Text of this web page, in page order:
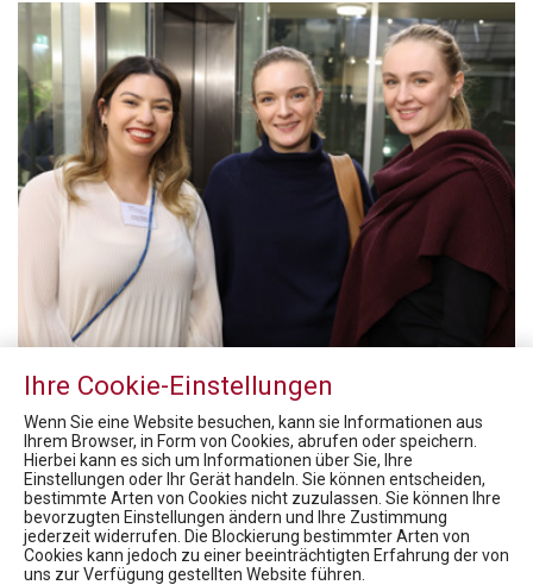
Ihre Cookie-Einstellungen
Wenn Sie eine Website besuchen, kann sie Informationen aus
Ihrem Browser, in Form von Cookies, abrufen oder speichern.
Hierbei kann es sich um Informationen über Sie, Ihre
Einstellungen oder Ihr Gerät handeln. Sie können entscheiden,
bestimmte Arten von Cookies nicht zuzulassen. Sie können Ihre
bevorzugten Einstellungen ändern und Ihre Zustimmung
jederzeit widerrufen. Die Blockierung bestimmter Arten von
Cookies kann jedoch zu einer beeinträchtigten Erfahrung der von
uns zur Verfügung gestellten Website führen.